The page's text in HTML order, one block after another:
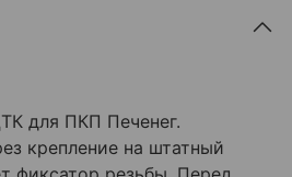
для ПКП Печенег.
крепление на штатный